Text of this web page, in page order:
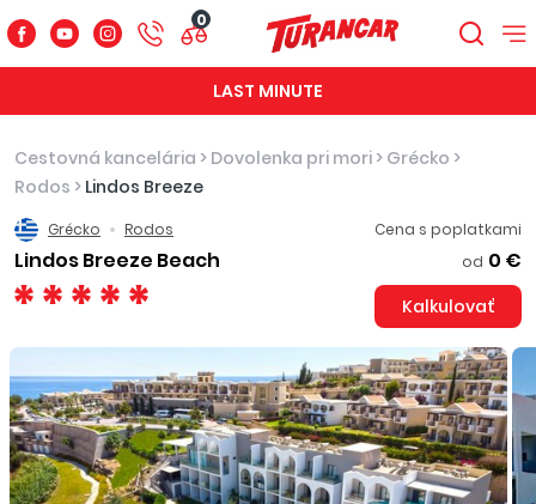
0
LAST MINUTE
Cestovná kancelária > Dovolenka pri mori > Grécko >
Rodos > Lindos Breeze
Grécko Rodos
Lindos Breeze Beach
Cena s poplatkami
od 0 €
Kalkulovať